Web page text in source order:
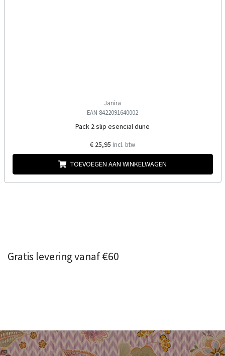
Janira
EAN 8422091640002
Pack 2 slip esencial dune
€ 25,95 Incl. btw
TOEVOEGEN AAN WINKELWAGEN
Gratis levering vanaf €60